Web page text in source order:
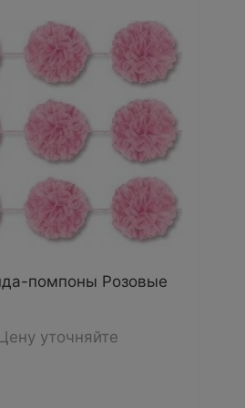
помпоны Розовые
Цену уточняйте